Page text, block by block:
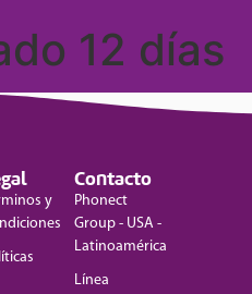
12 días
y
Contacto
Phonect
Group - USA -
Latinoamérica
Línea